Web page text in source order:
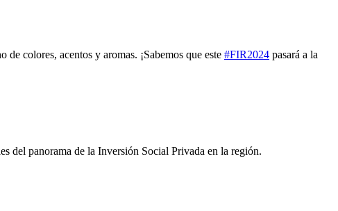
colores, acentos y aromas. ¡Sabemos que este #FIR2024 pasará a la
del panorama de la Inversión Social Privada en la región.